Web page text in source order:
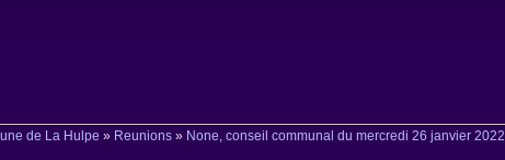
de La Hulpe » Reunions » None, conseil communal du mercredi 26 janvier 2022